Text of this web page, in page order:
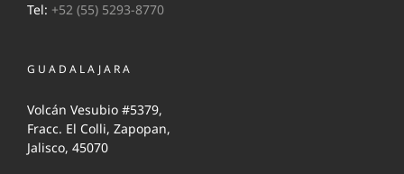
Tel: +52 (55) 5293-8770
GUADALAJARA
Volcán Vesubio #5379,
Fracc. El Colli, Zapopan,
Jalisco, 45070